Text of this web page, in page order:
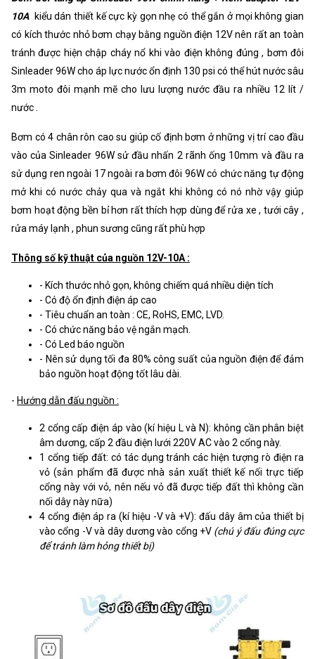
Công xuất : 120W
Chất liệu : Nhôm – Kim Loại.
Kích thước : 20 x 9.7 x 4 cm
Trọng lượng :
10A kiểu dán thiết kế cực kỳ gọn nhẹ có thể gắn ở mọi không gian
có kích thước nhỏ bơm chạy bằng nguồn điện 12V nên rất an toàn
tránh được hiện chập cháy nổ khi vào điện không đúng , bơm đôi
Sinleader 96W cho áp lực nước ổn định 130 psi có thể hút nước sâu
3m moto đôi mạnh mẽ cho lưu lượng nước đầu ra nhiều 12 lít /
nước .
Bơm có 4 chân rôn cao su giúp cố định bơm ở những vị trí cao đầu
vào của Sinleader 96W sử đầu nhấn 2 rãnh ống 10mm và đầu ra
sử dụng ren ngoài 17 ngoài ra bơm đôi 96W có chức năng tự động
mở khi có nước chảy qua và ngắt khi không có nó nhờ vậy giúp
bơm hoạt động bền bỉ hơn rất thích hợp dùng để rửa xe , tưới cây ,
rửa máy lạnh , phun sương cũng rất phù hợp
Thông số kỹ thuật của nguồn 12V-10A :
- Kích thước nhỏ gọn, không chiếm quá nhiều diện tích
- Có độ ổn định điện áp cao
- Tiêu chuẩn an toàn : CE, RoHS, EMC, LVD.
- Có chức năng bảo vệ ngắn mạch.
- Có Led báo nguồn
- Nên sử dụng tối đa 80% công suất của nguồn điện để đảm
bảo nguồn hoạt động tốt lâu dài.
- Hướng dẫn đấu nguồn :
2 cổng cấp điện áp vào (kí hiệu L và N): không cần phân biệt
âm dương, cấp 2 đầu điện lưới 220V AC vào 2 cổng này.
1 cổng tiếp đất: có tác dụng tránh các hiện tượng rò điện ra
vỏ (sản phẩm đã được nhà sản xuất thiết kế nối trực tiếp
cổng này với vỏ, nên nếu vỏ đã được tiếp đất thì không cần
nối dây này nữa)
4 cổng điện áp ra (kí hiệu -V và +V): đấu dây âm của thiết bị
vào cổng -V và dây dương vào cổng +V (chú ý đấu đúng cực
để tránh làm hỏng thiết bị)